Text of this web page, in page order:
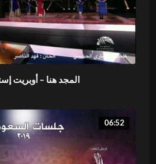
المجد هنا – أوبريت
06:52